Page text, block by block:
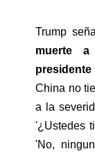
Trump
muerte
China no
a la
'¿Ustedes
'No,